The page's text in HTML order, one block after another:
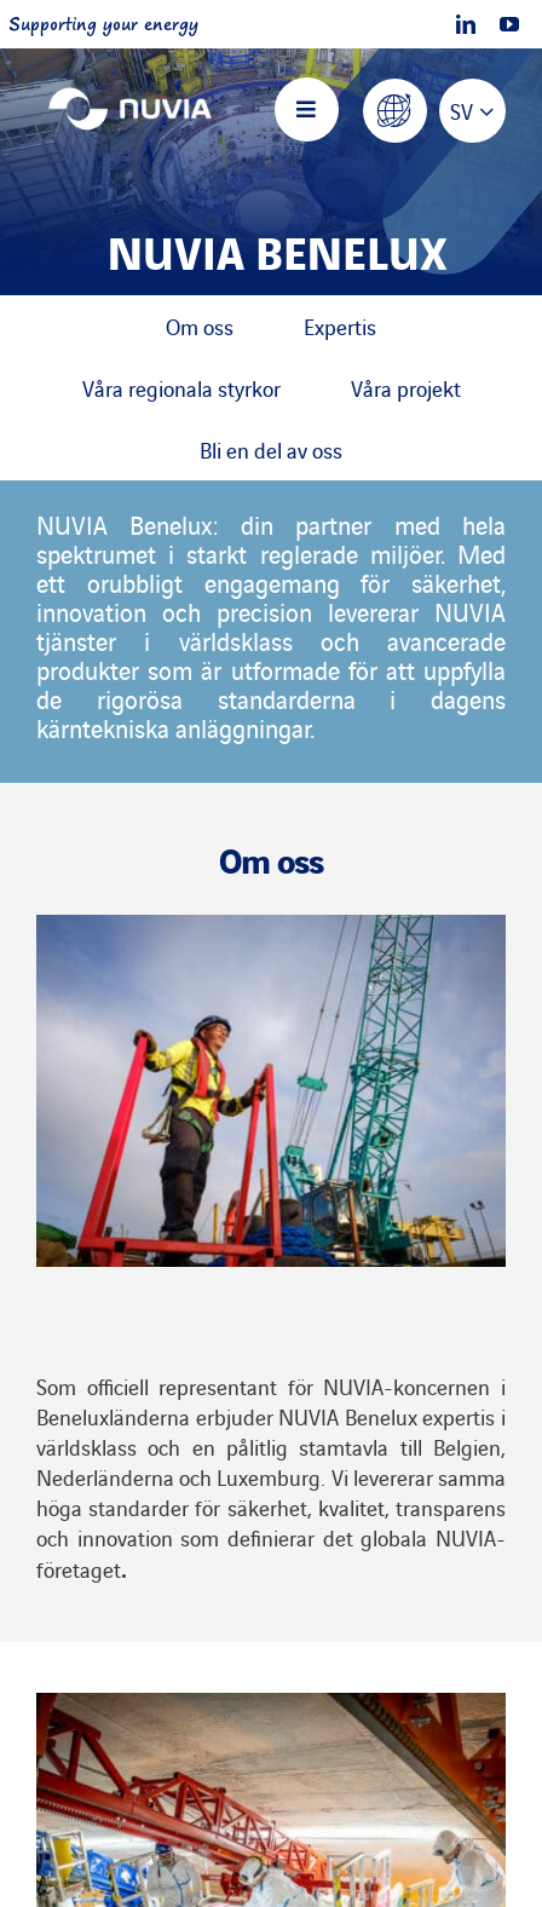
Skip
to
content
Supporting your energy
Toggle
Navigation
Nuvia Hem
Om NUVIA
Bli en del av oss
Nyheter
Publikationer
for:
SV
NUVIA BENELUX
Om oss Expertis
Våra regionala styrkor Våra projekt
Bli en del av oss
NUVIA Benelux: din partner med hela
spektrumet i starkt reglerade miljöer. Med
ett orubbligt engagemang för säkerhet,
innovation och precision levererar NUVIA
tjänster i världsklass och avancerade
produkter som är utformade för att uppfylla
de rigorösa standarderna i dagens
kärntekniska anläggningar.
Om oss
Som officiell representant för NUVIA-koncernen i
Beneluxländerna erbjuder NUVIA Benelux expertis i
världsklass och en pålitlig stamtavla till Belgien,
Nederländerna och Luxemburg. Vi levererar samma
höga standarder för säkerhet, kvalitet, transparens
och innovation som definierar det globala NUVIA-
företaget.